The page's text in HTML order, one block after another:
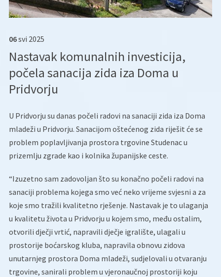
06svi 2025
Nastavak komunalnih investicija,
počela sanacija zida iza Doma u
Pridvorju
U Pridvorju su danas počeli radovi na sanaciji zida iza Doma
mladeži u Pridvorju. Sanacijom oštećenog zida riješit će se
problem poplavljivanja prostora trgovine Studenac u
prizemlju zgrade kao i kolnika županijske ceste.
“Izuzetno sam zadovoljan što su konačno počeli radovi na
sanaciji problema kojega smo već neko vrijeme svjesni a za
koje smo tražili kvalitetno rješenje. Nastavak je to ulaganja
u kvalitetu života u Pridvorju u kojem smo, među ostalim,
otvorili dječji vrtić, napravili dječje igralište, ulagali u
prostorije boćarskog kluba, napravila obnovu zidova
unutarnjeg prostora Doma mladeži, sudjelovali u otvaranju
trgovine, sanirali problem u vjeronaučnoj prostoriji koju